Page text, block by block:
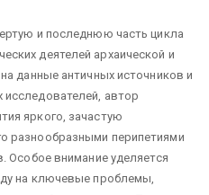
и последнюю часть цикла
деятелей архаической и
данные античных источников и
автор
яркого, зачастую
разнообразными перипетиями
Особое внимание уделяется
на ключевые проблемы,